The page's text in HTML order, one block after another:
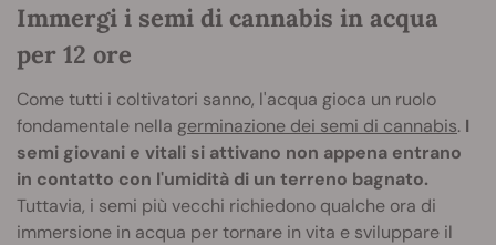
Immergi i semi di cannabis in acqua
per 12 ore
Come tutti i coltivatori sanno, l'acqua gioca un ruolo
fondamentale nella germinazione dei semi di cannabis. I
semi giovani e vitali si attivano non appena entrano
in contatto con l'umidità di un terreno bagnato.
Tuttavia, i semi più vecchi richiedono qualche ora di
immersione in acqua per tornare in vita e sviluppare il